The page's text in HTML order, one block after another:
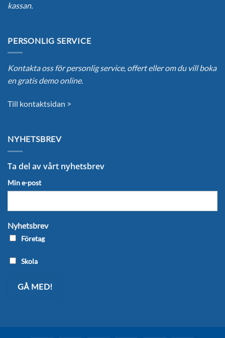
kassan.
PERSONLIG SERVICE
Kontakta oss för personlig service, offert eller om du vill boka
en gratis demo online.
Till kontaktsidan >
NYHETSBREV
Ta del av vårt nyhetsbrev
Min e-post
Nyhetsbrev
Företag
Skola